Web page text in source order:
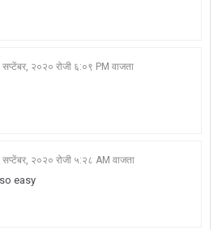
सप्टेंबर, २०२० रोजी ६:०९ PM वाजता
सप्टेंबर, २०२० रोजी ५:२८ AM वाजता
easy